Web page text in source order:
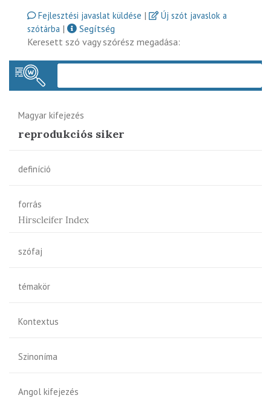
Fejlesztési javaslat küldése |
Új szót javaslok a
szótárba |
Segítség
Keresett szó vagy szórész megadása:
Magyar kifejezés
reprodukciós siker
definíció
forrás
Hirscleifer Index
szófaj
témakör
Kontextus
Szinoníma
Angol kifejezés